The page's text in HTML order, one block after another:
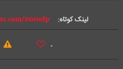
لینک کوتاه:
۰